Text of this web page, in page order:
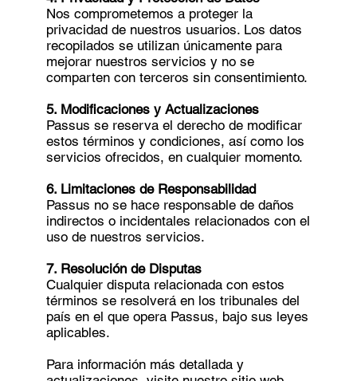
Nos comprometemos a proteger la
privacidad de nuestros usuarios. Los datos
recopilados se utilizan únicamente para
mejorar nuestros servicios y no se
comparten con terceros sin consentimiento.
5. Modificaciones y Actualizaciones
Passus se reserva el derecho de modificar
estos términos y condiciones, así como los
servicios ofrecidos, en cualquier momento.
6. Limitaciones de Responsabilidad
Passus no se hace responsable de daños
indirectos o incidentales relacionados con el
uso de nuestros servicios.
7. Resolución de Disputas
Cualquier disputa relacionada con estos
términos se resolverá en los tribunales del
país en el que opera Passus, bajo sus leyes
aplicables.
Para información más detallada y